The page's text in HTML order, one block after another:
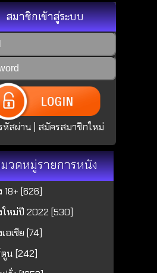
สมาชิกเข้าสู่ระบบ
หัสผ่าน สมัครสมาชิกใหม่
วดหมู่รายการหนัง
18+ [626]
หม่ปี 2022 [530]
อเชีย [74]
น [242]